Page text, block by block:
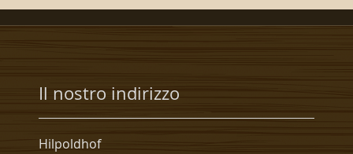
Il nostro indirizzo
Hilpoldhof